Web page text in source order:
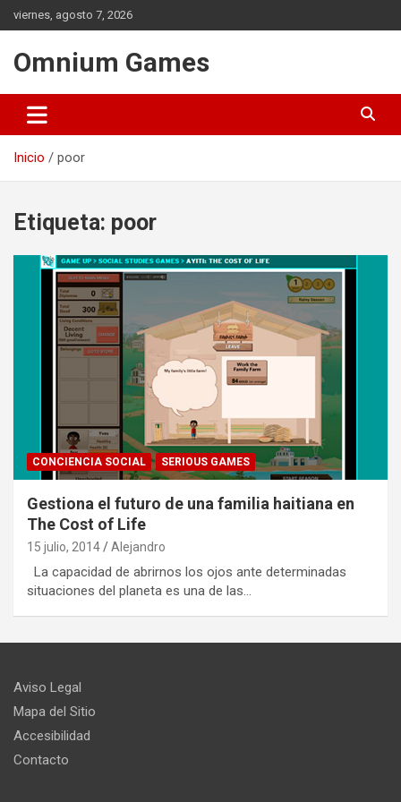
Saltar
al
viernes, agosto 7, 2026
Omnium Games
Inicio poor
Etiqueta: poor
CONCIENCIA SOCIAL SERIOUS GAMES
Gestiona el futuro de una familia haitiana en
The Cost of Life
15 julio, 2014 Alejandro
La capacidad de abrirnos los ojos ante determinadas
situaciones del planeta es una de las…
Aviso Legal
Mapa del Sitio
Accesibilidad
Contacto